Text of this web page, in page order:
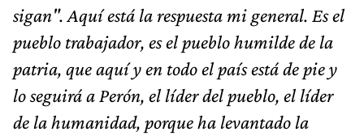
sigan". Aquí está la respuesta mi general. Es el
pueblo trabajador, es el pueblo humilde de la
patria, que aquí y en todo el país está de pie y
lo seguirá a Perón, el líder del pueblo, el líder
de la humanidad, porque ha levantado la